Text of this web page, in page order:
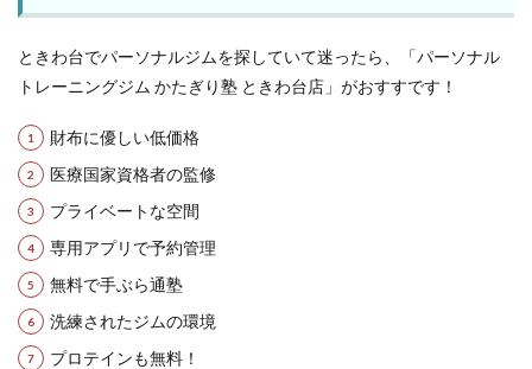
ときわ台でパーソナルジムを探していて迷ったら、「パーソナル
トレーニングジム かたぎり塾 ときわ台店」がおすすです！
財布に優しい低価格
医療国家資格者の監修
プライベートな空間
専用アプリで予約管理
無料で手ぶら通塾
洗練されたジムの環境
プロテインも無料！